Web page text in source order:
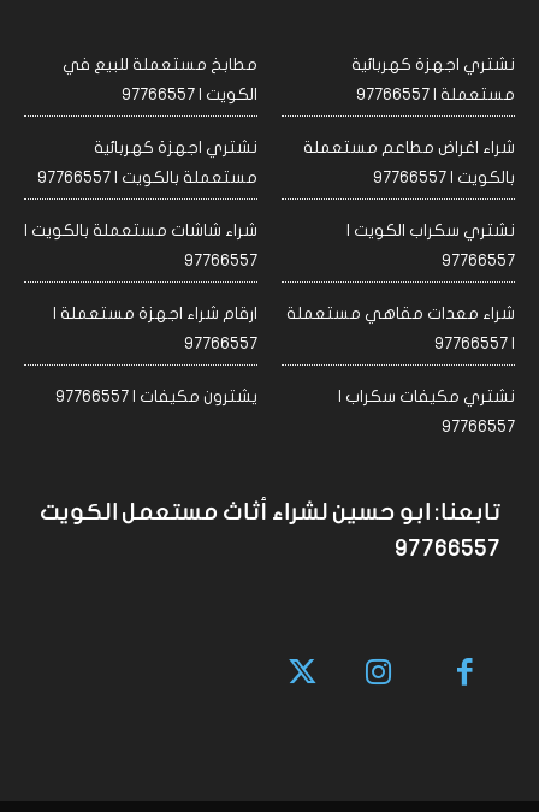
نشتري اجهزة كهربائية
مستعملة | 97766557
مطابخ مستعملة للبيع في
الكويت | 97766557
شراء اغراض مطاعم مستعملة
بالكويت | 97766557
نشتري اجهزة كهربائية
مستعملة بالكويت | 97766557
نشتري سكراب الكويت |
97766557
شراء شاشات مستعملة بالكويت |
97766557
شراء معدات مقاهي مستعملة
| 97766557
ارقام شراء اجهزة مستعملة |
97766557
نشتري مكيفات سكراب |
97766557
يشترون مكيفات | 97766557
تابعنا: ابو حسين لشراء أثاث مستعمل الكويت
97766557